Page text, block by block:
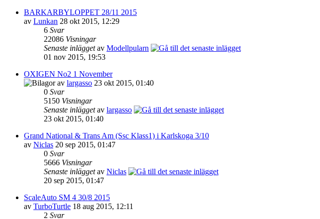
BARKARBYLOPPET 28/11 2015
av Lunkan 28 okt 2015, 12:29
6 Svar
22086 Visningar
Senaste inläggetav Modellpularn
01 nov 2015, 19:53
OXIGEN No2 1 November
av largasso 23 okt 2015, 01:40
0 Svar
5150 Visningar
Senaste inläggetav largasso
23 okt 2015, 01:40
Grand National & Trans Am (Ssc Klass1) i Karlskoga 3/10
av Niclas 20 sep 2015, 01:47
0 Svar
5666 Visningar
Senaste inläggetav Niclas
20 sep 2015, 01:47
ScaleAuto SM 4 30/8 2015
av TurboTurtle 18 aug 2015, 12:11
2 Svar